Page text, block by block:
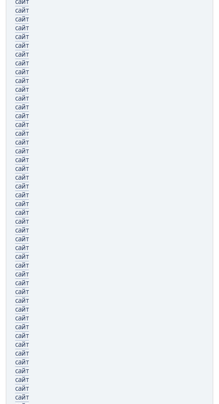
сайт
сайт
сайт
сайт
сайт
сайт
сайт
сайт
сайт
сайт
сайт
сайт
сайт
сайт
сайт
сайт
сайт
сайт
сайт
сайт
сайт
сайт
сайт
сайт
сайт
сайт
сайт
сайт
сайт
сайт
сайт
сайт
сайт
сайт
сайт
сайт
сайт
сайт
сайт
сайт
сайт
сайт
сайт
сайт
сайт